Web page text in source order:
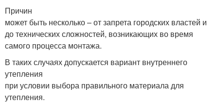
Причин
может быть несколько – от запрета городских властей и
до технических сложностей, возникающих во время
самого процесса монтажа.
В таких случаях допускается вариант внутреннего
утепления
при условии выбора правильного материала для
утепления.